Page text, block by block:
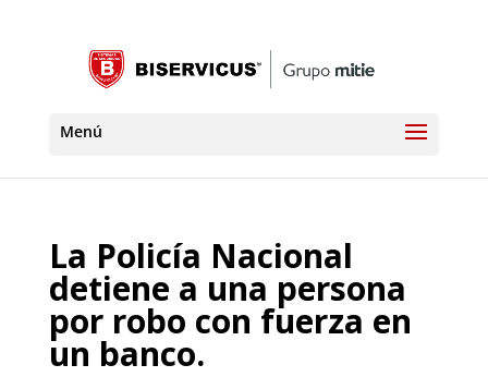
La Policía Nacional
detiene a una persona
por robo con fuerza en
un banco.